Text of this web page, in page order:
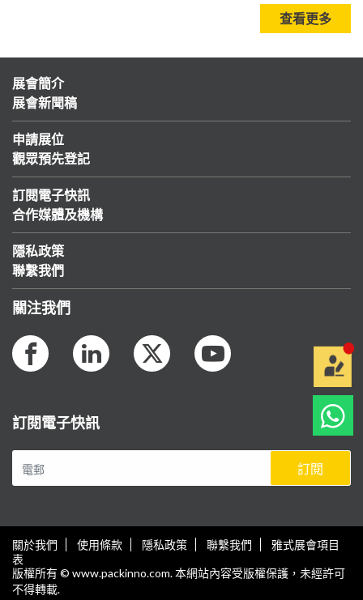
查看更多
展會簡介
展會新聞稿
申請展位
觀眾預先登記
訂閱電子快訊
合作媒體及機構
隱私政策
聯繫我們
關注我們
訂閱電子快訊
訂閱
關於我們 使用條款 隱私政策 聯繫我們
雅式展會項目
表
版權所有 © www.packinno.com. 本網站內容受版權保護，未經許可
不得轉載.